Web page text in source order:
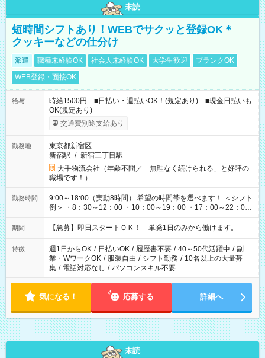
未読
短時間シフトあり！WEBでサクッと登録OK＊
クッキーなどの仕分け
派遣 職種未経験OK 社会人未経験OK 大学生歓迎
ブランクOK
WEB登録・面接OK
給与
時給1500円 ■日払い・週払いOK！(規定あり) ■現金日払いも
OK(規定あり)
交通費別途支給あり
勤務地
東京都新宿区
新宿駅 / 新宿三丁目駅
大手物流会社（年齢不問／「無理なく続けられる」と好評の
職場です！）
勤務時間
9:00～18:00（実動8時間） 希望の時間帯を選べます！ ＜シフト
例＞ ・8：30～12：00 ・10：00～19：00 ・17：00～22：00
・13：00～22：00 ・22：00～翌6：00 など
期間 【急募】即日スタートＯＫ！ 単発1日のみから働けます。
特徴 週1日からOK / 日払いOK / 履歴書不要 / 40～50代活躍中 / 副
業・WワークOK / 服装自由 / シフト勤務 / 10名以上の大量募
集 / 電話対応なし / パソコンスキル不要
気になる！ 応募する 詳細へ
未読